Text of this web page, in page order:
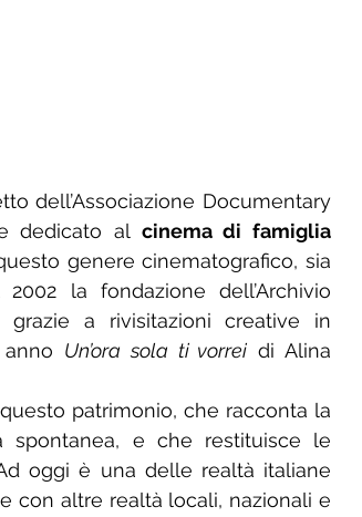
dell’Associazione Documentary
dedicato al cinema di famiglia
genere cinematografico, sia
la fondazione dell’Archivio
a rivisitazioni creative in
Un’ora sola ti vorrei di Alina
patrimonio, che racconta la
e che restituisce le
oggi è una delle realtà italiane
con altre realtà locali, nazionali e